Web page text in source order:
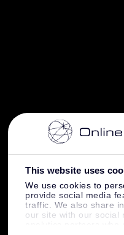
This website uses
We use cookies to
provide social media
traffic. We also share
our site with our social